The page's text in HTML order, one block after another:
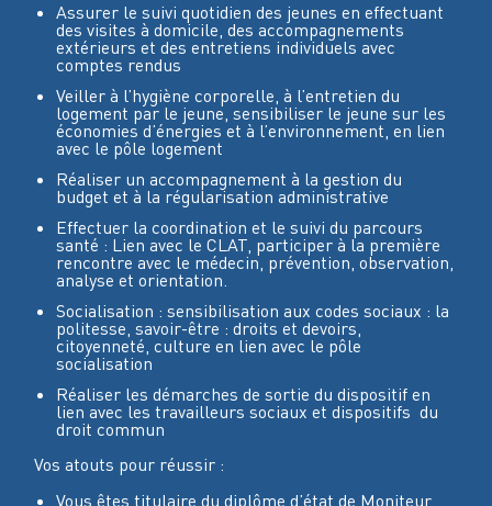
Assurer le suivi quotidien des jeunes en effectuant
des visites à domicile, des accompagnements
extérieurs et des entretiens individuels avec
comptes rendus
Veiller à l’hygiène corporelle, à l’entretien du
logement par le jeune, sensibiliser le jeune sur les
économies d’énergies et à l’environnement, en lien
avec le pôle logement
Réaliser un accompagnement à la gestion du
budget et à la régularisation administrative
Effectuer la coordination et le suivi du parcours
santé : Lien avec le CLAT, participer à la première
rencontre avec le médecin, prévention, observation,
analyse et orientation.
Socialisation : sensibilisation aux codes sociaux : la
politesse, savoir-être : droits et devoirs,
citoyenneté, culture en lien avec le pôle
socialisation
Réaliser les démarches de sortie du dispositif en
lien avec les travailleurs sociaux et dispositifs du
droit commun
Vos atouts pour réussir :
Vous êtes titulaire du diplôme d’état de Moniteur